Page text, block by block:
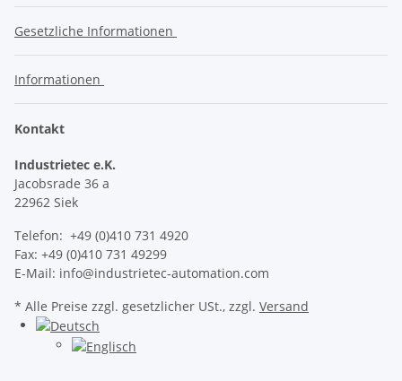
Gesetzliche Informationen
Informationen
Kontakt
Industrietec e.K.
Jacobsrade 36 a
22962 Siek
Telefon: +49 (0)410 731 4920
Fax: +49 (0)410 731 49299
E-Mail: info@industrietec-automation.com
* Alle Preise zzgl. gesetzlicher USt., zzgl. Versand